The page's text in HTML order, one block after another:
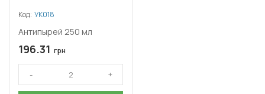
Код: УК018
Антипырей 250 мл
196.31 грн